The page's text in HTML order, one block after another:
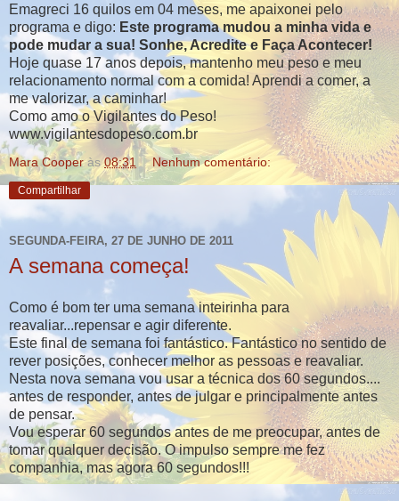
Emagreci 16 quilos em 04 meses, me apaixonei pelo
programa e digo: Este programa mudou a minha vida e
pode mudar a sua! Sonhe, Acredite e Faça Acontecer!
Hoje quase 17 anos depois, mantenho meu peso e meu
relacionamento normal com a comida! Aprendi a comer, a
me valorizar, a caminhar!
Como amo o Vigilantes do Peso!
www.vigilantesdopeso.com.br
Mara Cooper às08:31 Nenhum comentário:
Compartilhar
SEGUNDA-FEIRA, 27 DE JUNHO DE 2011
A semana começa!
Como é bom ter uma semanainteirinha para
reavaliar...repensar e agir diferente.
Este final de semana foi fantástico. Fantástico no sentido de
rever posições, conhecer melhor as pessoas e reavaliar.
Nesta nova semana vou usar a técnica dos 60 segundos....
antes de responder, antes de julgar e principalmente antes
de pensar.
Vou esperar 60 segundos antes de me preocupar, antes de
tomar qualquer decisão. O impulso sempre me fez
companhia, mas agora 60 segundos!!!